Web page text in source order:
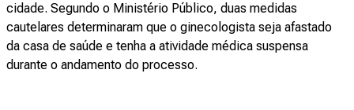
cidade. Segundo o Ministério Público, duas medidas
cautelares determinaram que o ginecologista seja afastado
da casa de saúde e tenha a atividade médica suspensa
durante o andamento do processo.